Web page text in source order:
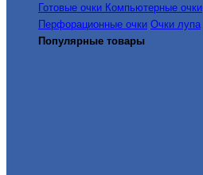
Готовые очки Компьютерные очки
Перфорационные очки Очки лупа
Популярные товары